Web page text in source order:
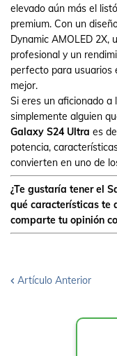
elevado aún más el
premium. Con un
Dynamic AMOLED 2X,
profesional y un
perfecto para usuarios
mejor.
Si eres un aficionado
simplemente alguien
Galaxy S24 Ultra es
potencia,
convierten en uno de
¿Te gustaría tener el
qué características te
comparte tu opinión
Artículo Anterior